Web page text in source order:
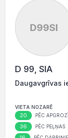
D99SI
D 99, SIA
Daugavgrīvas
VIETA NOZARĒ
20 PĒC
36 PĒC PEĻŅAS